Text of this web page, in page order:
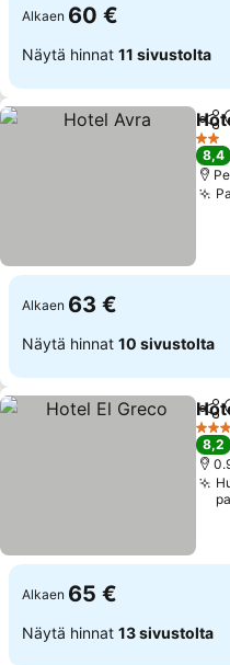
Alkaen 60 €
Näytä hinnat 11 sivustolta
Jaa
2
8,4
Alkaen 63 €
Näytä hinnat 10 sivustolta
Jaa
3
8,2
Alkaen 65 €
Näytä hinnat 13 sivustolta